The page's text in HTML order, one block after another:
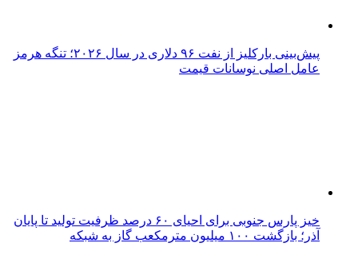
پیش‌بینی بارکلیز از نفت ۹۶ دلاری در سال ۲۰۲۶؛ تنگه هرمز
عامل اصلی نوسانات قیمت
خیز پارس جنوبی برای احیای ۶۰ درصد ظرفیت تولید تا پایان
آذر؛ بازگشت ۱۰۰ میلیون مترمکعب گاز به شبکه